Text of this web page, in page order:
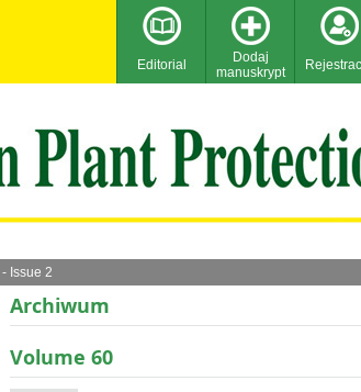
Editorial
Dodaj
manuskrypt
Issue 2
Archiwum
Volume 60